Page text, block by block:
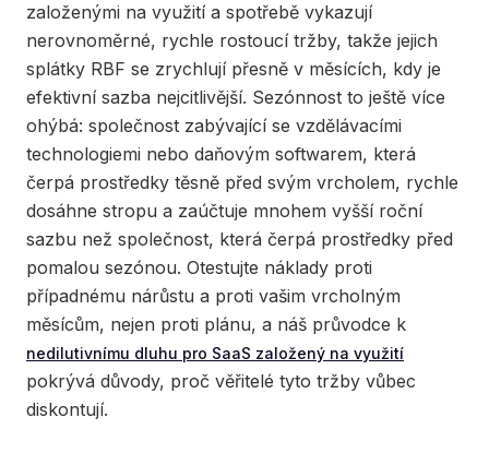
založenými na využití a spotřebě vykazují
nerovnoměrné, rychle rostoucí tržby, takže jejich
splátky RBF se zrychlují přesně v měsících, kdy je
efektivní sazba nejcitlivější. Sezónnost to ještě více
ohýbá: společnost zabývající se vzdělávacími
technologiemi nebo daňovým softwarem, která
čerpá prostředky těsně před svým vrcholem, rychle
dosáhne stropu a zaúčtuje mnohem vyšší roční
sazbu než společnost, která čerpá prostředky před
pomalou sezónou. Otestujte náklady proti
případnému nárůstu a proti vašim vrcholným
měsícům, nejen proti plánu, a náš průvodce k
nedilutivnímu dluhu pro SaaS založený na využití
pokrývá důvody, proč věřitelé tyto tržby vůbec
diskontují.